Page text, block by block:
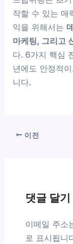
작할 수 있는 매
익을 위해서는
마케팅, 그리고
다. 6가지 핵심
년에도 안정적
니다.
이전
댓글 달기
이메일 주소
로 표시됩니